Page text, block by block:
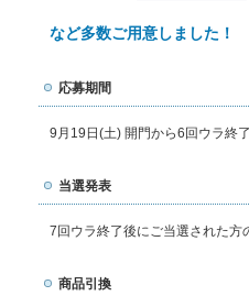
など多数ご用意しました！
応募期間
9月19日(土) 開門から6回ウラ終
当選発表
7回ウラ終了後にご当選された
商品引換